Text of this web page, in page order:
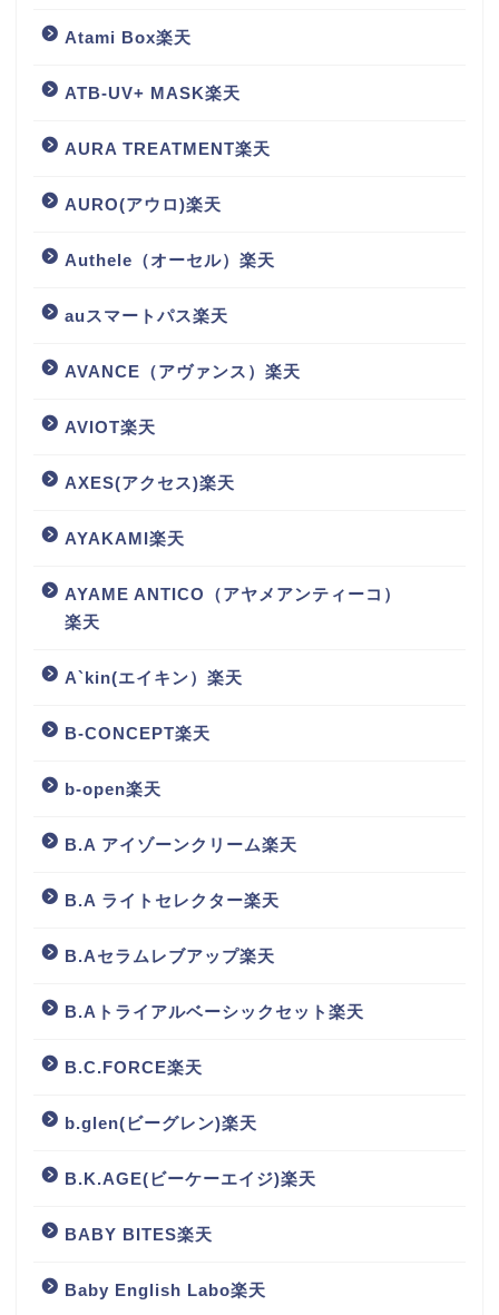
Atami Box楽天
ATB-UV+ MASK楽天
AURA TREATMENT楽天
AURO(アウロ)楽天
Authele（オーセル）楽天
auスマートパス楽天
AVANCE（アヴァンス）楽天
AVIOT楽天
AXES(アクセス)楽天
AYAKAMI楽天
AYAME ANTICO（アヤメアンティーコ）
楽天
A`kin(エイキン）楽天
B-CONCEPT楽天
b-open楽天
B.A アイゾーンクリーム楽天
B.A ライトセレクター楽天
B.Aセラムレブアップ楽天
B.Aトライアルベーシックセット楽天
B.C.FORCE楽天
b.glen(ビーグレン)楽天
B.K.AGE(ビーケーエイジ)楽天
BABY BITES楽天
Baby English Labo楽天